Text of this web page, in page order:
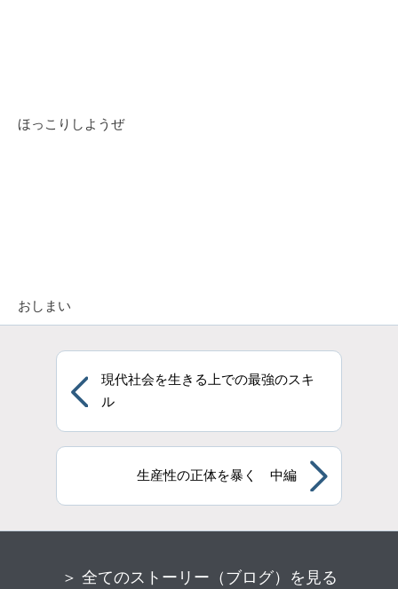
ほっこりしようぜ
おしまい
現代社会を生きる上での最強のスキ
ル
生産性の正体を暴く 中編
＞ 全てのストーリー（ブログ）を見る